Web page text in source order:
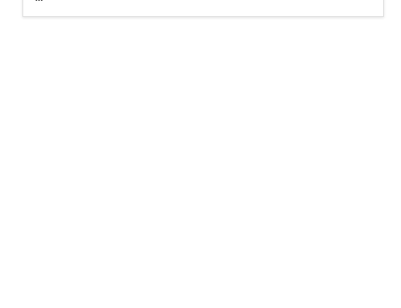
persona si occuperà di installare e amministrare